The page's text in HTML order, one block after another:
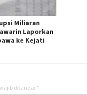
Miliaran
Laporkan
ke Kejati
ditandai *